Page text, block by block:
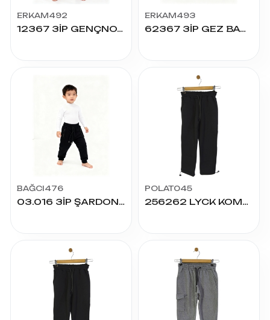
ERKAM492
12367 3İP GENÇNOY BAGGY ALT 13.14.15.16.XS
ERKAM493
62367 3İP GEZ BAGGY ALT 9.10.11.12
BAĞCI476
03.016 3İP ŞARDONLU FERM ALT 5/8 YAŞ
POLAT045
256262 LYCK KOMPAK PAÇA STOPERLİ ALT 13/16 YAŞ